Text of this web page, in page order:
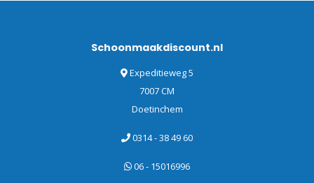
Schoonmaakdiscount.nl
Expeditieweg 5
7007 CM
Doetinchem
0314 - 38 49 60
06 - 15016996